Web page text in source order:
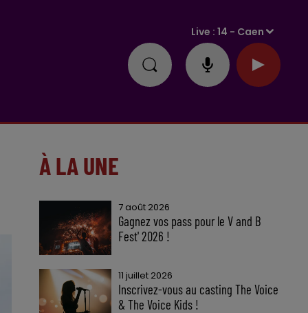
Live :14 - Caen
À LA UNE
7 août 2026
Gagnez vos pass pour le V and B
Fest' 2026 !
11 juillet 2026
Inscrivez-vous au casting The Voice
& The Voice Kids !